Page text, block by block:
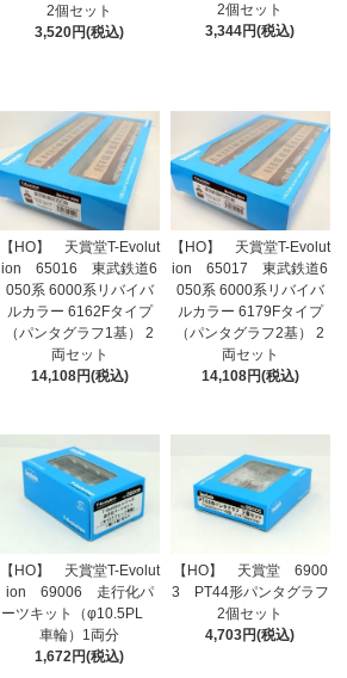
2個セット
3,520円(税込)
2個セット
3,344円(税込)
【HO】 天賞堂T-Evolut
ion 65016 東武鉄道6
050系 6000系リバイバ
ルカラー 6162Fタイプ
（パンタグラフ1基） 2
両セット
14,108円(税込)
【HO】 天賞堂T-Evolut
ion 65017 東武鉄道6
050系 6000系リバイバ
ルカラー 6179Fタイプ
（パンタグラフ2基） 2
両セット
14,108円(税込)
【HO】 天賞堂T-Evolut
ion 69006 走行化パ
ーツキット（φ10.5PL
車輪）1両分
1,672円(税込)
【HO】 天賞堂 6900
3 PT44形パンタグラフ
2個セット
4,703円(税込)